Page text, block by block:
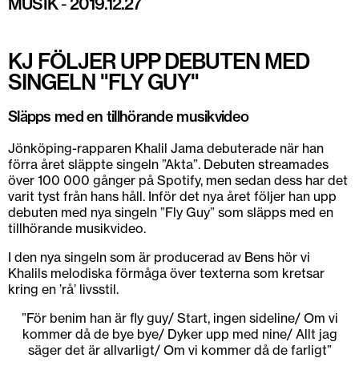
KJ FÖLJER UPP DEBUTEN MED
SINGELN "FLY GUY"
Släpps med en tillhörande musikvideo
Jönköping-rapparen Khalil Jama debuterade när han
förra året släppte singeln ”Akta”. Debuten streamades
över 100 000 gånger på Spotify, men sedan dess har det
varit tyst från hans håll. Inför det nya året följer han upp
debuten med nya singeln ”Fly Guy” som släpps med en
tillhörande musikvideo.
I den nya singeln som är producerad av Bens hör vi
Khalils melodiska förmåga över texterna som kretsar
kring en ’rå’ livsstil.
”För benim han är fly guy/ Start, ingen sideline/ Om vi
kommer då de bye bye/ Dyker upp med nine/ Allt jag
säger det är allvarligt/ Om vi kommer då de farligt”